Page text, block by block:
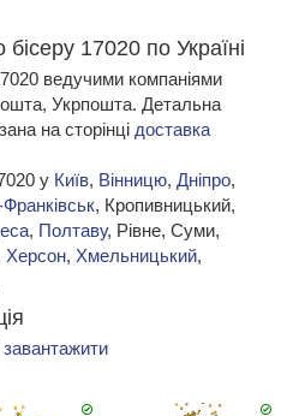
17020 по Україні
ведучими компаніями
Укрпошта. Детальна
на сторінці доставка
у Київ, Вінницю, Дніпро,
Франківськ, Кропивницький,
, Полтаву, Рівне, Суми,
Херсон, Хмельницький,
завантажити